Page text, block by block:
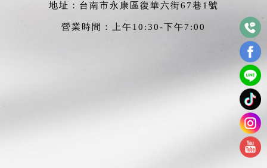
地址：台南市永康區復華六街67巷1號
營業時間：上午10:30-下午7:00